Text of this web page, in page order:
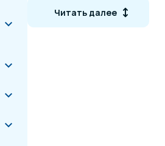
Читать далее